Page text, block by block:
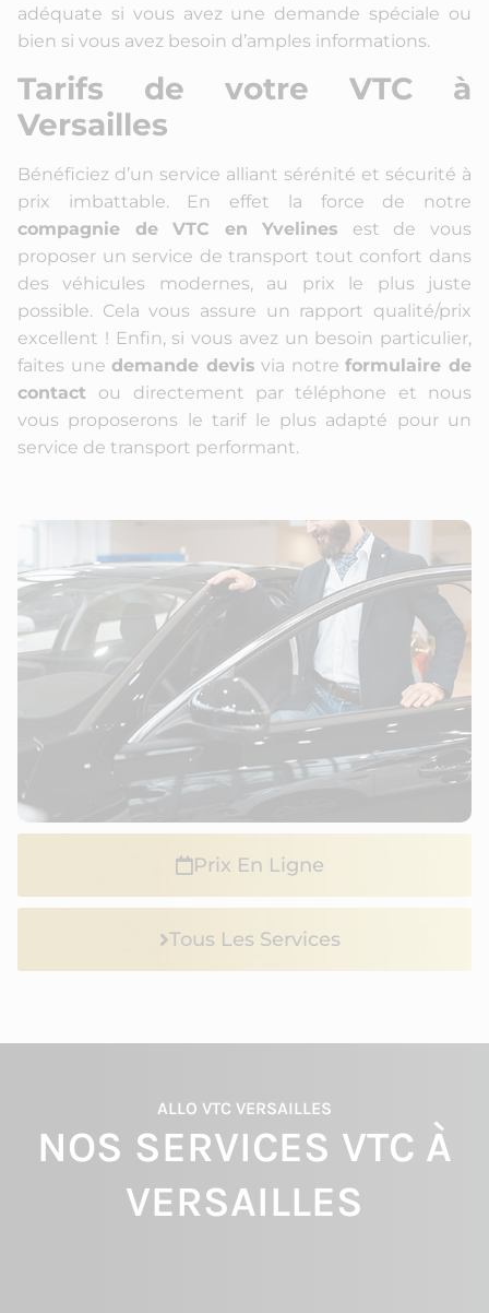
adéquate si vous avez une demande spéciale ou
bien si vous avez besoin d’amples informations.
Tarifs de votre VTC à
Versailles
Bénéficiez d’un service alliant sérénité et sécurité à
prix imbattable. En effet la force de notre
compagnie de VTC en Yvelines est de vous
proposer un service de transport tout confort dans
des véhicules modernes, au prix le plus juste
possible. Cela vous assure un rapport qualité/prix
excellent ! Enfin, si vous avez un besoin particulier,
faites unedemande devis via notreformulaire de
contact ou directement par téléphone et nous
vous proposerons le tarif le plus adapté pour un
service de transport performant.
Prix En Ligne
Tous Les Services
ALLO VTC VERSAILLES
NOS SERVICES VTC À
VERSAILLES